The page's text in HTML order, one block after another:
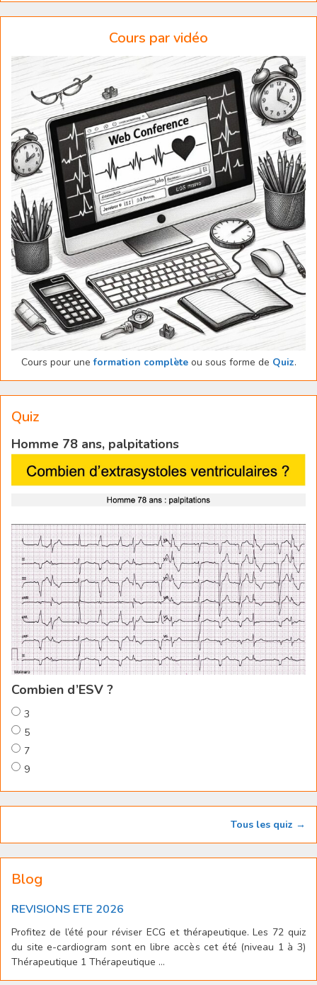
Cours par vidéo
Cours pour uneformation complèteou sous forme de Quiz.
Quiz
Homme 78 ans, palpitations
Combien d’ESV ?
3
5
7
9
Tous les quiz →
Blog
REVISIONS ETE 2026
Profitez de l’été pour réviser ECG et thérapeutique. Les 72 quiz
du site e-cardiogram sont en libre accès cet été (niveau 1 à 3)
Thérapeutique 1 Thérapeutique ...